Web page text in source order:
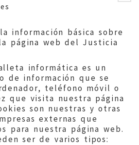
información básica sobre
página web del Justicia
informática es un
de información que se
teléfono móvil o
que visita nuestra página
son nuestras y otras
externas que
para nuestra página web.
ser de varios tipos: